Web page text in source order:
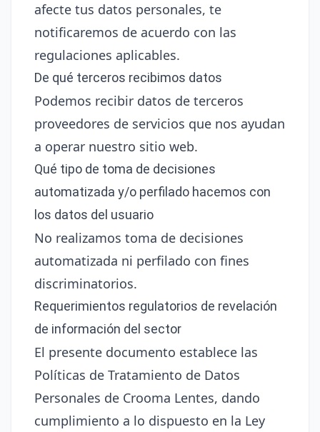
afecte tus datos personales, te
notificaremos de acuerdo con las
regulaciones aplicables.
De qué terceros recibimos datos
Podemos recibir datos de terceros
proveedores de servicios que nos ayudan
a operar nuestro sitio web.
Qué tipo de toma de decisiones
automatizada y/o perfilado hacemos con
los datos del usuario
No realizamos toma de decisiones
automatizada ni perfilado con fines
discriminatorios.
Requerimientos regulatorios de revelación
de información del sector
El presente documento establece las
Políticas de Tratamiento de Datos
Personales de Crooma Lentes, dando
cumplimiento a lo dispuesto en la Ley